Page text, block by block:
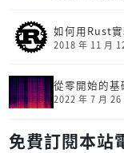
如何用Rust
2018 年 11 月
從零開始的
2022 年 7 月 26
免費訂閱本站